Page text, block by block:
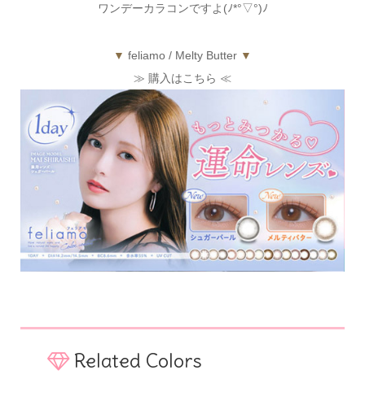
ワンデーカラコンですよ(ﾉ*°▽°)ﾉ
▼ feliamo / Melty Butter ▼
≫ 購入はこちら ≪
Related Colors